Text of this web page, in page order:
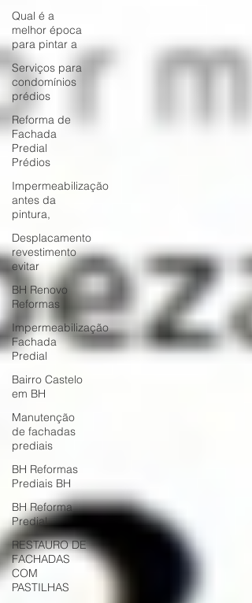
Qual é a
melhor época
para pintar a
Serviços para
condomínios
prédios
Reforma de
Fachada
Predial
Prédios
Impermeabilização
antes da
pintura,
Desplacamento
revestimento
evitar
BH Renovo
Reformas
Impermeabilização
Fachada
Predial
Bairro Castelo
em BH
Manutenção
de fachadas
prediais
BH Reformas
Prediais BH
BH Reforma
Predial
RESTAURO DE
FACHADAS
COM
PASTILHAS